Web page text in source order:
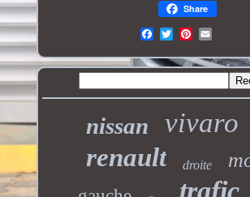
Share
nissan vivaro
renault droite
trafic